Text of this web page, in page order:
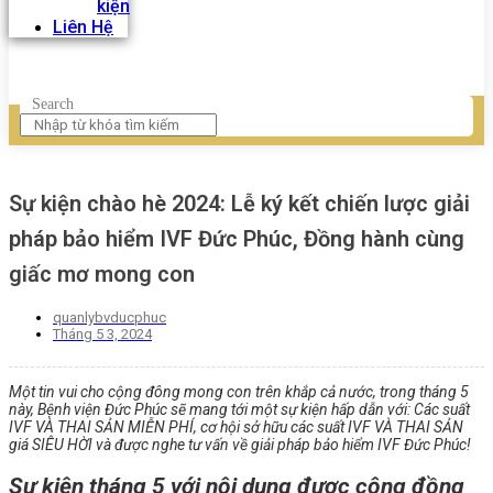
kiện
Liên Hệ
Search
Sự kiện chào hè 2024: Lễ ký kết chiến lược giải
pháp bảo hiểm IVF Đức Phúc, Đồng hành cùng
giấc mơ mong con
quanlybvducphuc
Tháng 5 3, 2024
Một tin vui cho cộng đông mong con trên khắp cả nước, trong tháng 5
này, Bệnh viện Đức Phúc sẽ mang tới một sự kiện hấp dẫn với: Các suất
IVF VÀ THAI SẢN MIỄN PHÍ, cơ hội sở hữu các suất IVF VÀ THAI SẢN
giá SIÊU HỜI và được nghe tư vấn về giải pháp bảo hiểm IVF Đức Phúc!
Sự kiện tháng 5 với nội dung được cộng đồng